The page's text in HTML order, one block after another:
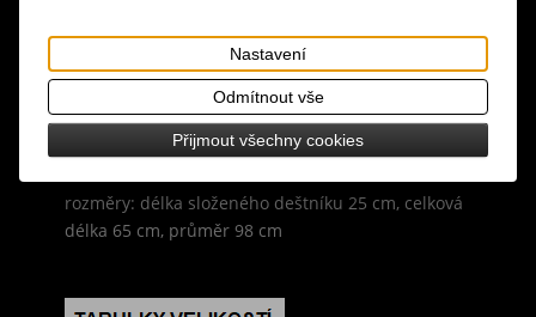
deštník s šedým potahem s černými ornamenty,
konstrukce deštníku se skládá z osmi polí, pružné
lamely zajišťují vysokou pevnost a stabilitu -
obstojí i v silném větru, rukojeť je plastová,
součástí deštníku je ochranný obal
rozměry: délka složeného deštníku 25 cm, celková
délka 65 cm, průměr 98 cm
Nastavení
Odmítnout vše
Přijmout všechny cookies